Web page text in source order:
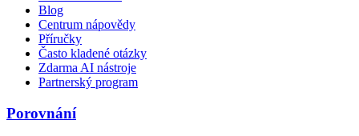
Blog
Centrum nápovědy
Příručky
Často kladené otázky
Zdarma AI nástroje
Partnerský program
Porovnání